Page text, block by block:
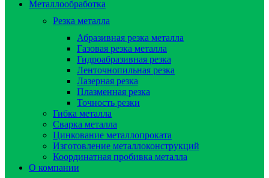
Металлообработка
Резка металла
Абразивная резка металла
Газовая резка металла
Гидроaбразивная резка
Ленточнопильная резка
Лазерная резка
Плазменная резка
Точность резки
Гибка металла
Сварка металла
Цинкование металлопроката
Изготовление металлоконструкций
Координатная пробивка металла
О компании